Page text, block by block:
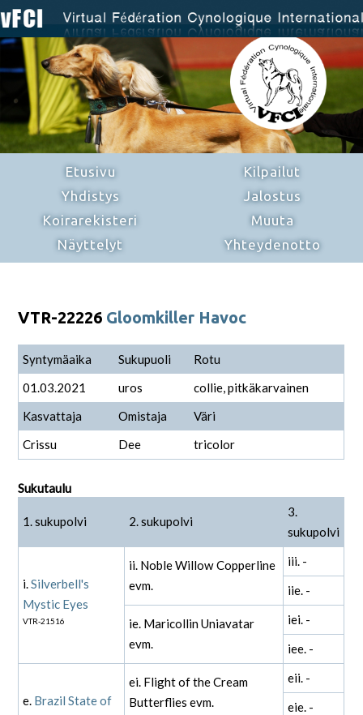
Etusivu
Yhdistys
Koirarekisteri
Näyttelyt
Kilpailut
Jalostus
Muuta
Yhteydenotto
VTR-22226 Gloomkiller Havoc
Syntymäaika Sukupuoli
Rotu
01.03.2021
uros
collie, pitkäkarvainen
Kasvattaja
Omistaja
Väri
Crissu
Dee tricolor
Sukutaulu
1. sukupolvi 2. sukupolvi
3.
sukupolvi
i.Silverbell's
Mystic Eyes
VTR-21516
ii. Noble Willow Copperline
evm.
iii. -
iie. -
ie. Maricollin Uniavatar
evm.
iei. -
iee. -
e. Brazil State of
ei. Flight of the Cream
Butterflies evm.
eii. -
eie. -